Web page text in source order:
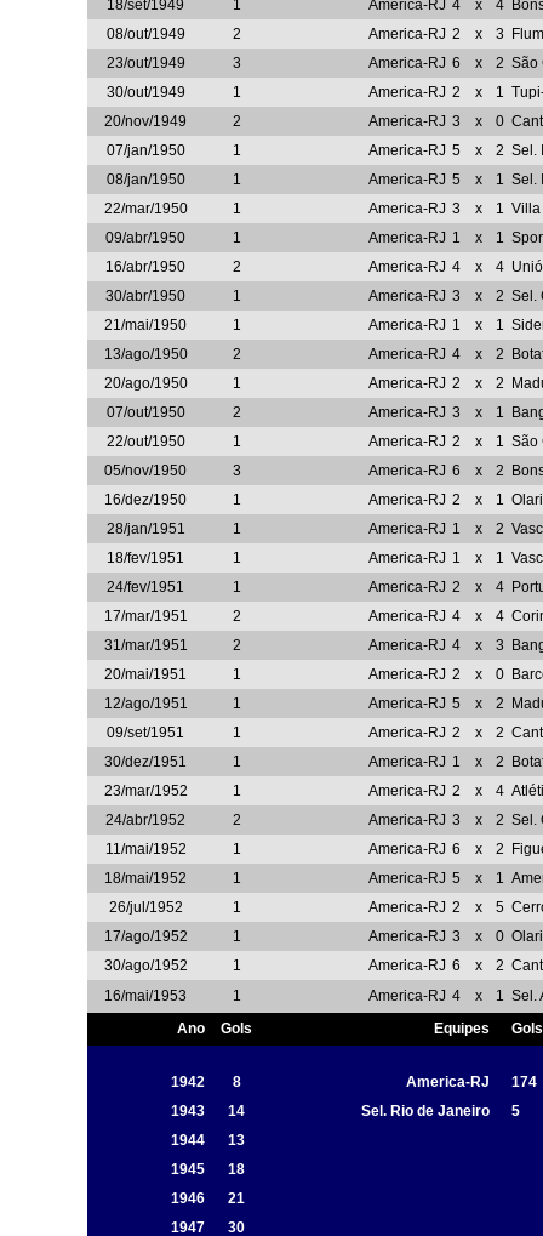
18/set/1949 1 America-RJ 4 x 4
08/out/1949
2 America-RJ 2 x 3
23/out/1949
3 America-RJ 6 x 2 São
30/out/1949
1 America-RJ 2 x 1
20/nov/1949
2 America-RJ 3 x 0
07/jan/1950
1 America-RJ 5 x 2 Sel.
08/jan/1950
1 America-RJ 5 x 1 Sel.
22/mar/1950
1 America-RJ 3 x 1 Villa
09/abr/1950
1 America-RJ 1 x 1
16/abr/1950
2 America-RJ 4 x 4
30/abr/1950
1 America-RJ 3 x 2 Sel.
21/mai/1950
1 America-RJ 1 x 1
13/ago/1950
2 America-RJ 4 x 2
20/ago/1950
1 America-RJ 2 x 2
07/out/1950
2 America-RJ 3 x 1
22/out/1950
1 America-RJ 2 x 1 São
05/nov/1950
3 America-RJ 6 x 2
16/dez/1950
1 America-RJ 2 x 1
28/jan/1951
1 America-RJ 1 x 2
18/fev/1951
1 America-RJ 1 x 1
24/fev/1951
1 America-RJ 2 x 4
17/mar/1951
2 America-RJ 4 x 4
31/mar/1951
2 America-RJ 4 x 3
20/mai/1951
1 America-RJ 2 x 0
12/ago/1951
1 America-RJ 5 x 2
09/set/1951
1 America-RJ 2 x 2
30/dez/1951
1 America-RJ 1 x 2
23/mar/1952
1 America-RJ 2 x 4
24/abr/1952
2 America-RJ 3 x 2 Sel.
11/mai/1952
1 America-RJ 6 x 2
18/mai/1952
1 America-RJ 5 x 1
26/jul/1952
1 America-RJ 2 x 5
17/ago/1952
1 America-RJ 3 x 0
30/ago/1952
1 America-RJ 6 x 2
16/mai/1953
1 America-RJ 4 x 1 Sel.
Ano
Gols Equipes Gols
1942 8 America-RJ
174
1943
14 Sel. Rio de Janeiro
5
1944
13
1945
18
1946
21
1947
30